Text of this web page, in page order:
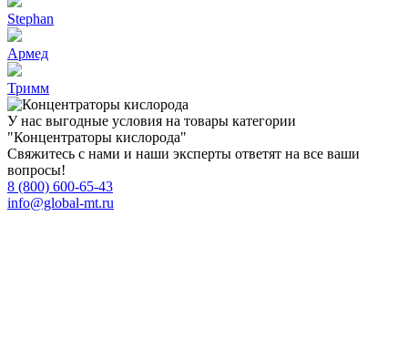
Stephan
Армед
Тримм
У нас выгодные условия на товары категории
"Концентраторы кислорода"
Свяжитесь с нами и наши эксперты ответят на все ваши
вопросы!
8 (800) 600-65-43
info@global-mt.ru